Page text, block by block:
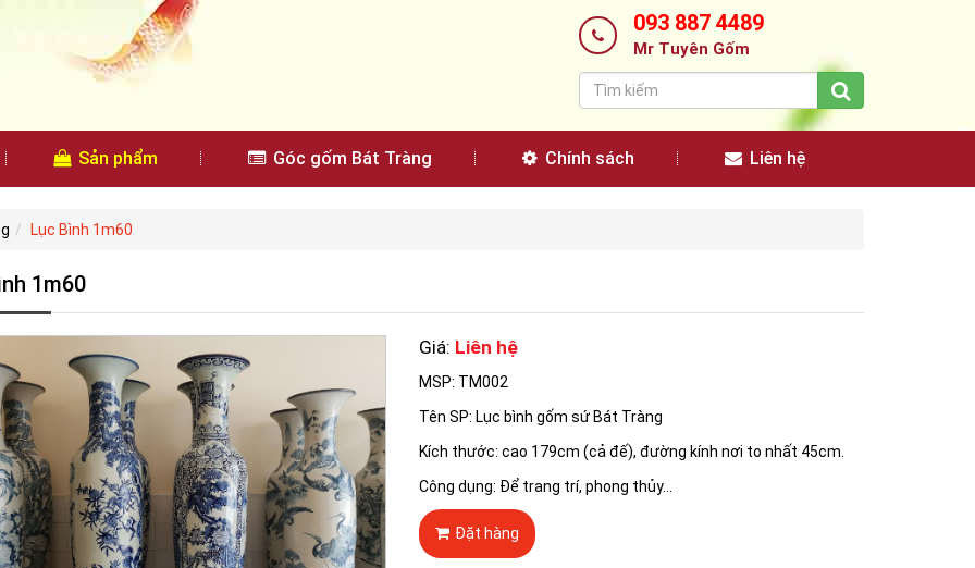
093 887 4489
Mr Tuyên Gốm
Sản phẩm Góc gốm Bát Tràng Chính sách Liên hệ
Lục Bình 1m60
1m60
Giá: Liên hệ
MSP: TM002
Tên SP: Lục bình gốm sứ Bát Tràng
Kích thước: cao 179cm (cả đế), đường kính nơi to nhất 45cm.
Công dụng: Để trang trí, phong thủy...
Đặt hàng